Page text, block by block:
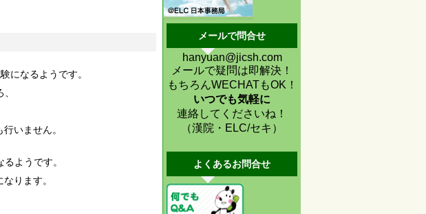
になるようです。
いません。
ようです。
ります。
メールで問合せ
hanyuan@jicsh.com
メールで疑問は即解決！
もちろんWECHATもOK！
いつでも気軽に
連絡してくださいね！
（漢院・ELC/セキ）
よくあるお問合せ